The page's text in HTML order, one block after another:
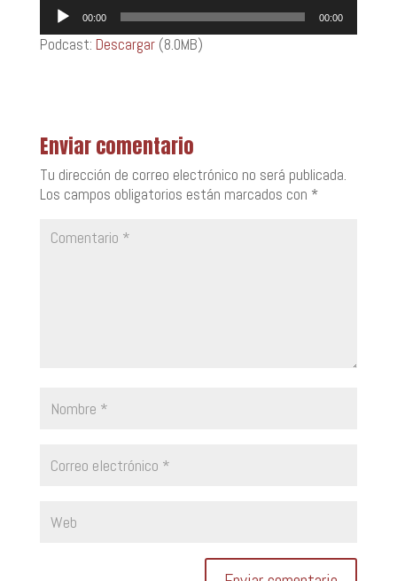
Reproductor
de
00:00 00:00
Podcast: Descargar(8.0MB)
Enviar comentario
Tu dirección de correo electrónico no será publicada.
Los campos obligatorios están marcados con *